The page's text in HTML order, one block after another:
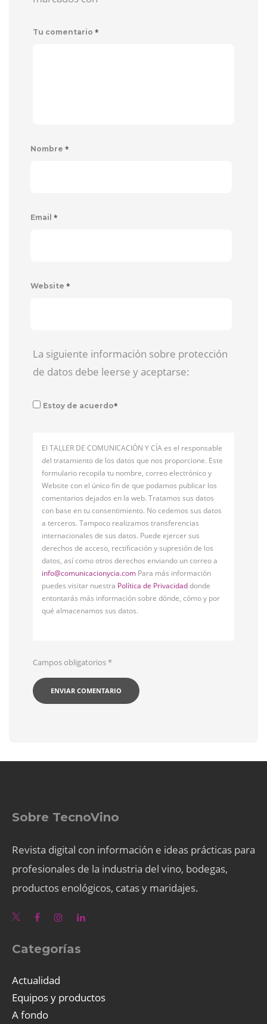
Tu comentario *
Nombre *
Email *
Website *
La siguiente información sobre protección
de datos debe leerse y aceptarse:
Estoy de acuerdo*
El TALLER DE COMUNICACIÓN Y CÍA es el responsable
del tratamiento de los datos que nos proporcione. Este
formulario recopila tu nombre, correo electrónico y
Website con el único fin de que podamos publicar los
comentarios dejados en la web. Tratamos sus datos
con base en tu consentimiento. No cedemos sus datos
a terceros. Tampoco realizamos transferencias
internacionales de sus datos. Puede ejercer sus
derechos de acceso, rectificación y supresión de los
datos, así como otros derechos enviando un correo a
info@comunicacionycia.com Para más información
puedes visitar nuestra Política de Privacidaddonde
entontarás más información sobre dónde, cómo y por
qué almacenamos sus datos.
Campos obligatorios*
Sobre TecnoVino
Revista digital con información e ideas prácticas para
profesionales de la industria del vino, bodegas,
productos enológicos, catas y maridajes.
Categorías
Actualidad
Equipos y productos
A fondo